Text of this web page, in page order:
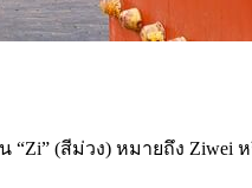
“Zi” (สีม่วง) หมายถึง